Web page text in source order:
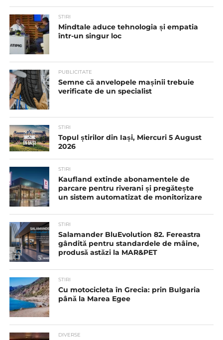
STIRI
Mindtale aduce tehnologia și empatia
într-un singur loc
PUBLICITATE
Semne că anvelopele mașinii trebuie
verificate de un specialist
STIRI
Topul știrilor din Iași, Miercuri 5 August
2026
STIRI
Kaufland extinde abonamentele de
parcare pentru riverani și pregătește
un sistem automatizat de monitorizare
STIRI
Salamander BluEvolution 82. Fereastra
gândită pentru standardele de mâine,
produsă astăzi la MAR&PET
STIRI
Cu motocicleta în Grecia: prin Bulgaria
până la Marea Egee
DIVERSE